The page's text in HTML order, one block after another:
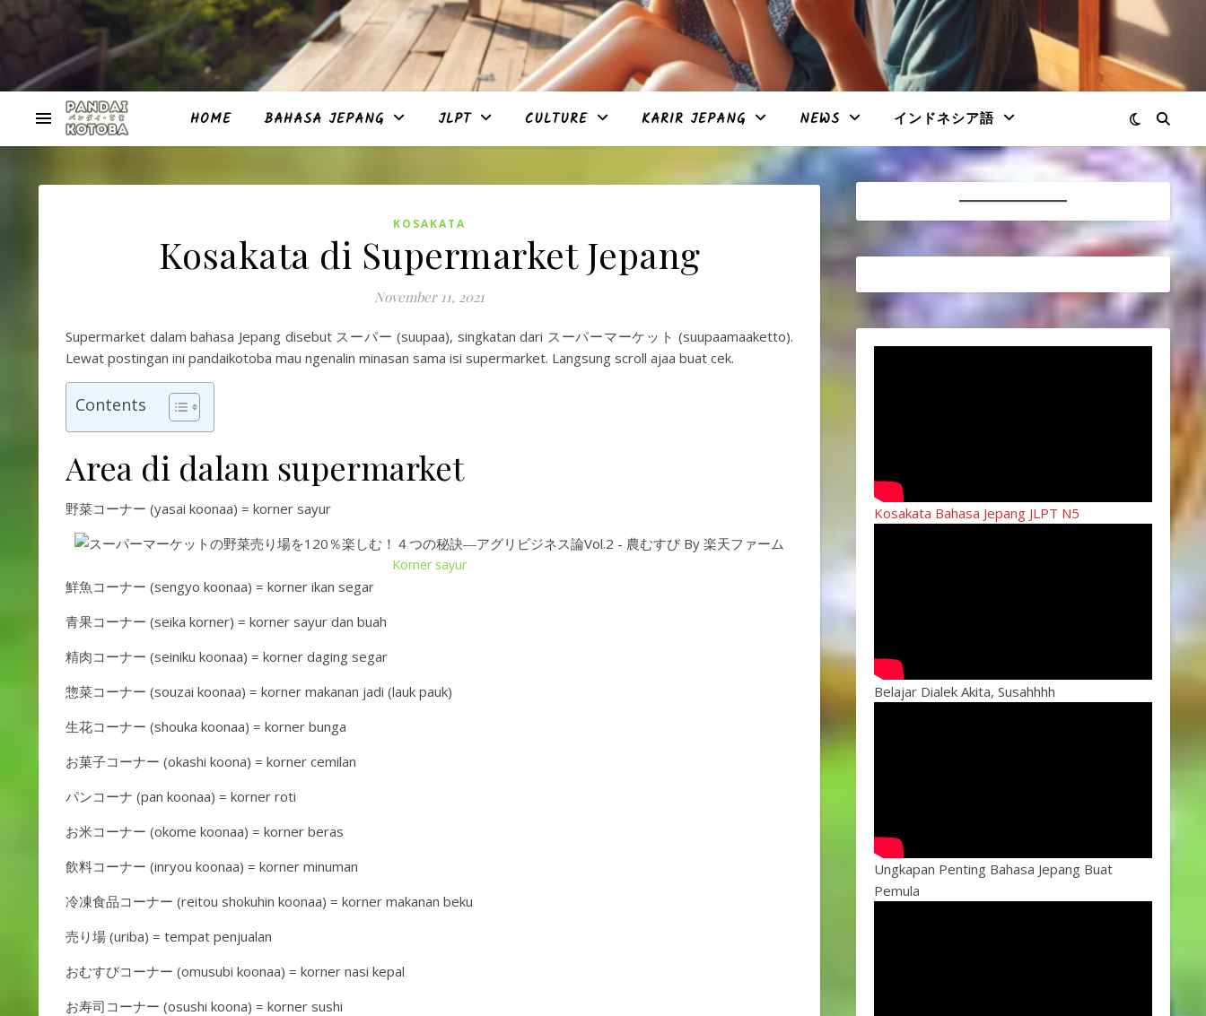
HOME BAHASA JEPANG JLPT CULTURE KARIR JEPANG NEWS インドネシア語
KOSAKATA
Kosakata di Supermarket Jepang
November 11, 2021
Supermarket dalam bahasa Jepang disebut スーパー (suupaa), singkatan dari スーパーマーケット (suupaamaaketto).
Lewat postingan ini pandaikotoba mau ngenalin minasan sama isi supermarket. Langsung scroll ajaa buat cek.
Contents
Area di dalam supermarket
野菜コーナー (yasai koonaa) = korner sayur
Korner sayur
鮮魚コーナー (sengyo koonaa) = korner ikan segar
青果コーナー (seika korner) = korner sayur dan buah
精肉コーナー (seiniku koonaa) = korner daging segar
惣菜コーナー (souzai koonaa) = korner makanan jadi (lauk pauk)
生花コーナー (shouka koonaa) = korner bunga
お菓子コーナー (okashi koona) = korner cemilan
パンコーナ (pan koonaa) = korner roti
お米コーナー (okome koonaa) = korner beras
飲料コーナー (inryou koonaa) = korner minuman
冷凍食品コーナー (reitou shokuhin koonaa) = korner makanan beku
売り場 (uriba) = tempat penjualan
おむすびコーナー (omusubi koonaa) = korner nasi kepal
お寿司コーナー (osushi koona) = korner sushi
Kosakata Bahasa Jepang JLPT N5
Belajar Dialek Akita, Susahhhh
Ungkapan Penting Bahasa Jepang Buat
Pemula